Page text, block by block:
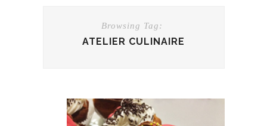
Browsing Tag:
ATELIER CULINAIRE